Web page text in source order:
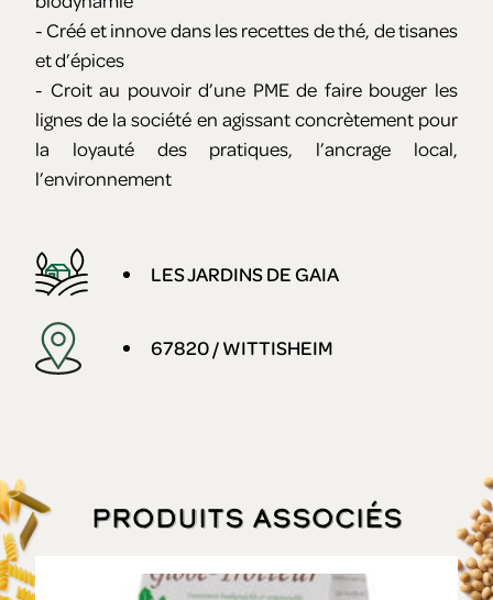
- Créé et innove dans les recettes de thé, de tisanes
et d’épices
- Croit au pouvoir d’une PME de faire bouger les
lignes de la société en agissant concrètement pour
la loyauté des pratiques, l’ancrage local,
l’environnement
LES JARDINS DE GAIA
67820 / WITTISHEIM
Produits associés